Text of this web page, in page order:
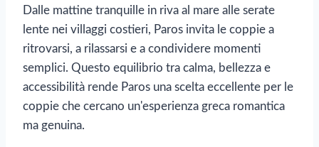
Dalle mattine tranquille in riva al mare alle serate
lente nei villaggi costieri, Paros invita le coppie a
ritrovarsi, a rilassarsi e a condividere momenti
semplici. Questo equilibrio tra calma, bellezza e
accessibilità rende Paros una scelta eccellente per le
coppie che cercano un'esperienza greca romantica
ma genuina.